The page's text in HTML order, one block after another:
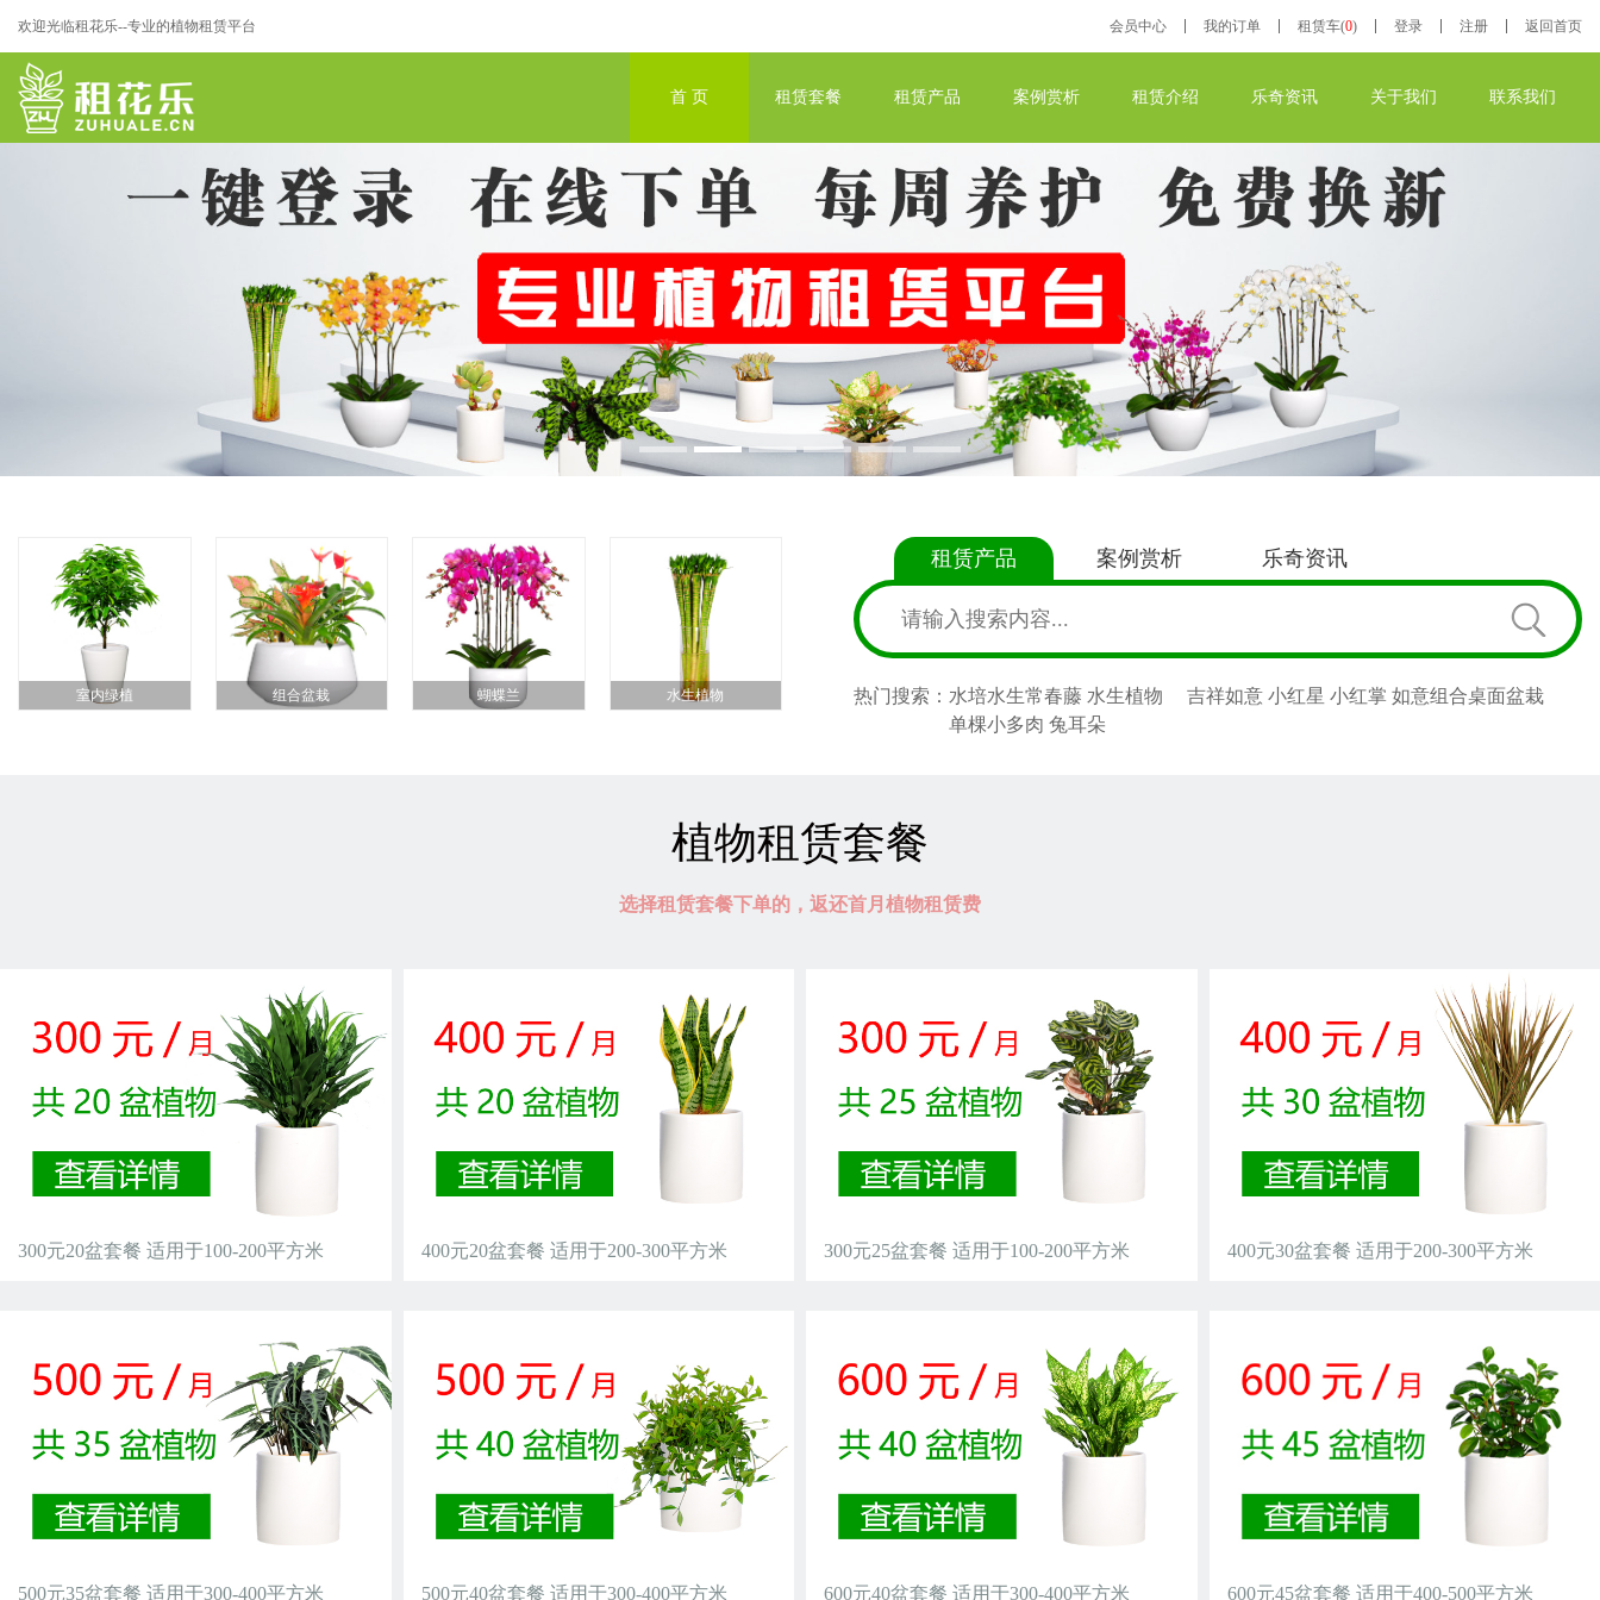
欢迎光临租花乐--专业的植物租赁平台 会员中心 我的订单 租赁车(0) 登录 注册 返回首页
首 页 租赁套餐 租赁产品 案例赏析 租赁介绍 乐奇资讯 关于我们 联系我们
租赁产品 案例赏析 乐奇资讯
热门搜索： 水培水生常春藤 水生植物
吉祥如意 小红星 小红掌 如意组合桌面盆栽
单棵小多肉 兔耳朵
室内绿植 组合盆栽 蝴蝶兰 水生植物
植物租赁套餐
选择租赁套餐下单的，返还首月植物租赁费
300元20盆套餐 适用于100-200平方米 400元20盆套餐 适用于200-300平方米 300元25盆套餐 适用于100-200平方米 400元30盆套餐 适用于200-300平方米
500元35盆套餐 适用于300-400平方米 500元40盆套餐 适用于300-400平方米 600元40盆套餐 适用于300-400平方米 600元45盆套餐 适用于400-500平方米